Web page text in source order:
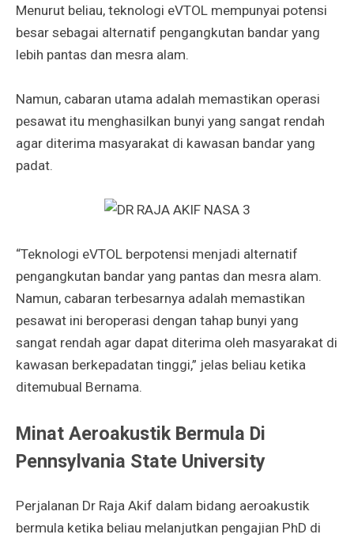
Menurut beliau, teknologi eVTOL mempunyai potensi
besar sebagai alternatif pengangkutan bandar yang
lebih pantas dan mesra alam.
Namun, cabaran utama adalah memastikan operasi
pesawat itu menghasilkan bunyi yang sangat rendah
agar diterima masyarakat di kawasan bandar yang
padat.
“Teknologi eVTOL berpotensi menjadi alternatif
pengangkutan bandar yang pantas dan mesra alam.
Namun, cabaran terbesarnya adalah memastikan
pesawat ini beroperasi dengan tahap bunyi yang
sangat rendah agar dapat diterima oleh masyarakat di
kawasan berkepadatan tinggi,” jelas beliau ketika
ditemubual Bernama.
Minat Aeroakustik Bermula Di
Pennsylvania State University
Perjalanan Dr Raja Akif dalam bidang aeroakustik
bermula ketika beliau melanjutkan pengajian PhD di